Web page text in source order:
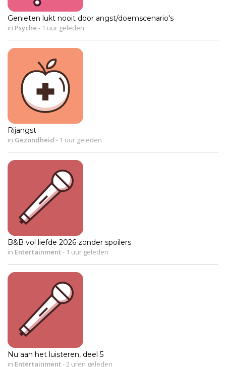
Genieten lukt nooit door angst/doemscenario's
in Psyche - 1 uur geleden
Rijangst
in Gezondheid - 1 uur geleden
B&B vol liefde 2026 zonder spoilers
in Entertainment- 1 uur geleden
Nu aan het luisteren, deel 5
in Entertainment-2 uren geleden